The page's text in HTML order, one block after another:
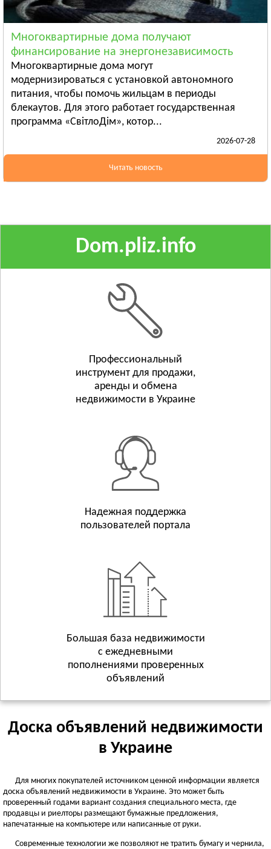
Ананьев
Арциз
Балта
ПОЛТАВСКАЯ ОБЛАСТЬ
Гадяч
Глобино
РОВЕНСКАЯ ОБЛАСТЬ
Березно
Смотреть всё
СУМСКАЯ ОБЛАСТЬ
Смотреть всё
ТЕРНОПОЛЬСКАЯ ОБЛАСТЬ
Смотреть всё
Смотреть всё
ХЕРСОНСКАЯ ОБЛАСТЬ
ХМЕЛЬНИЦКАЯ ОБЛАСТЬ
Смотреть всё
ЧЕРКАССКАЯ ОБЛАСТЬ
ЧЕРНИГОВСКАЯ ОБЛАСТЬ
Бахмач
Смотреть всё
ЧЕРНОВИЦКАЯ ОБЛАСТЬ
Черновцы
Многоквартирные дома получают
финансирование на энергонезависимость
Многоквартирные дома могут
модернизироваться с установкой автономного
питания, чтобы помочь жильцам в периоды
блекаутов. Для этого работает государственная
программа «СвітлоДім», котор...
2026-07-28
Читать новость
Dom.pliz.info
Профессиональный
инструмент для продажи,
аренды и обмена
недвижимости в Украине
Надежная поддержка
пользователей портала
Большая база недвижимости
с ежедневными
пополнениями проверенных
объявлений
Доска объявлений недвижимости
в Украине
Для многих покупателей источником ценной информации является
доска объявлений недвижимости в Украине. Это может быть
проверенный годами вариант создания специального места, где
продавцы и риелторы размещают бумажные предложения,
напечатанные на компьютере или написанные от руки.
Современные технологии же позволяют не тратить бумагу и чернила,